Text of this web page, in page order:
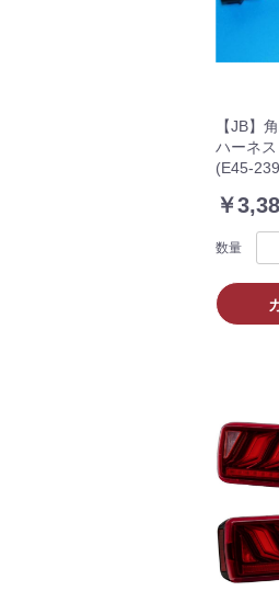
【JB】
ハーネ
(E45-
￥
数量